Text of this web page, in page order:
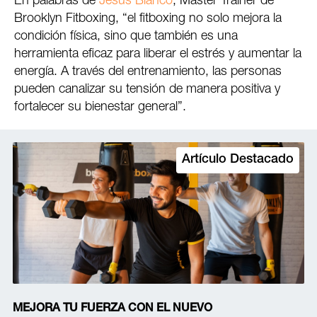
Brooklyn Fitboxing, “el fitboxing no solo mejora la
condición física, sino que también es una
herramienta eficaz para liberar el estrés y aumentar la
energía. A través del entrenamiento, las personas
pueden canalizar su tensión de manera positiva y
fortalecer su bienestar general”.
Artículo Destacado
MEJORA TU FUERZA CON EL NUEVO